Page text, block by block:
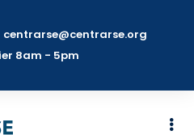
centrarse@centrarse.org
8am - 5pm